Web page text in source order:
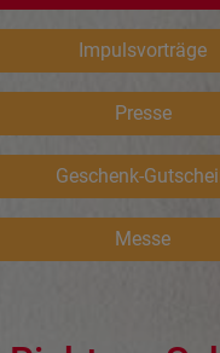
Impulsvorträge
Presse
Geschenk-
Messe